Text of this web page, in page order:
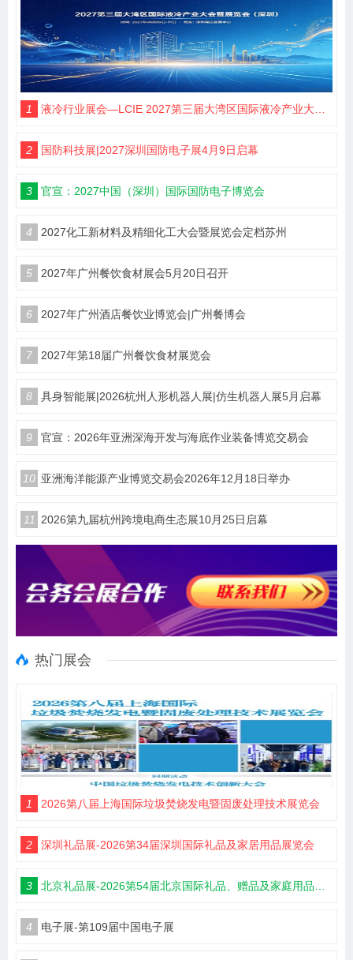
1 液冷行业展会—LCIE 2027第三届大湾区国际液冷产业大会暨展览会（深圳）
2 国防科技展|2027深圳国防电子展4月9日启幕
3 官宣：2027中国（深圳）国际国防电子博览会
4 2027化工新材料及精细化工大会暨展览会定档苏州
5 2027年广州餐饮食材展会5月20日召开
6 2027年广州酒店餐饮业博览会|广州餐博会
7 2027年第18届广州餐饮食材展览会
8 具身智能展|2026杭州人形机器人展|仿生机器人展5月启幕
9 官宣：2026年亚洲深海开发与海底作业装备博览交易会
10 亚洲海洋能源产业博览交易会2026年12月18日举办
11 2026第九届杭州跨境电商生态展10月25日启幕
热门展会
1 2026第八届上海国际垃圾焚烧发电暨固废处理技术展览会
2 深圳礼品展-2026第34届深圳国际礼品及家居用品展览会
3 北京礼品展-2026第54届北京国际礼品、赠品及家庭用品展览会
4 电子展-第109届中国电子展